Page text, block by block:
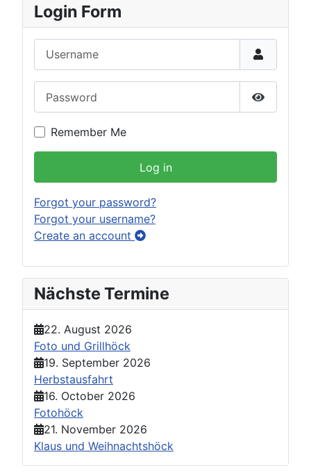
Login Form
Show
Remember Me
Log in
Forgot your password?
Forgot your username?
Create an account
Nächste Termine
22. August 2026
Foto und Grillhöck
19. September 2026
Herbstausfahrt
16. October 2026
Fotohöck
21. November 2026
Klaus und Weihnachtshöck